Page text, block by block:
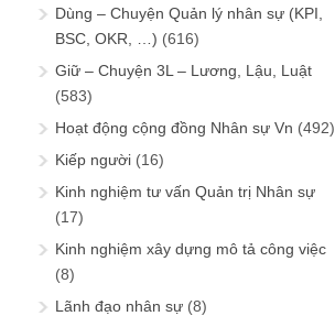
Dùng – Chuyện Quản lý nhân sự (KPI,
BSC, OKR, …) (616)
Giữ – Chuyện 3L – Lương, Lậu, Luật
(583)
Hoạt động cộng đồng Nhân sự Vn (492)
Kiếp người (16)
Kinh nghiệm tư vấn Quản trị Nhân sự
(17)
Kinh nghiệm xây dựng mô tả công việc
(8)
Lãnh đạo nhân sự (8)